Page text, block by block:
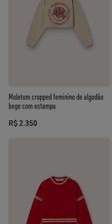
Moletom cropped feminino de algodão
bege com estampa
R$ 2.350